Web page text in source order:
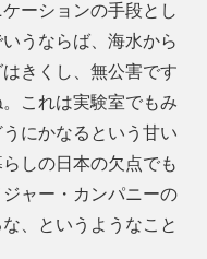
ーションの手段とし
うならば、海水から
きくし、無公害です
これは実験室でもみ
にかなるという甘い
しの日本の欠点でも
ャー・カンパニーの
、というようなこと